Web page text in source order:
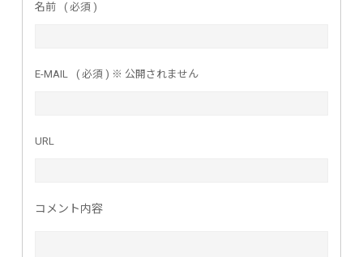
名前 ( 必須 )
E-MAIL ( 必須 ) ※ 公開されません
URL
コメント内容